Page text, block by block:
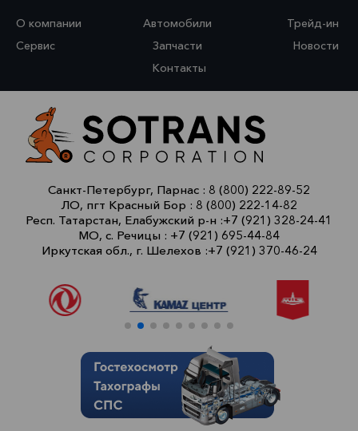
О компании Автомобили
Трейд-ин
Сервис
Запчасти
Новости
Контакты
Санкт-Петербург, Парнас : 8 (800) 222-89-52
ЛО, пгт Красный Бор : 8 (800) 222-14-82
Респ. Татарстан, Елабужский р-н :+7 (921) 328-24-41
МО, с. Речицы : +7 (921) 695-44-84
Иркутская обл., г. Шелехов :+7 (921) 370-46-24